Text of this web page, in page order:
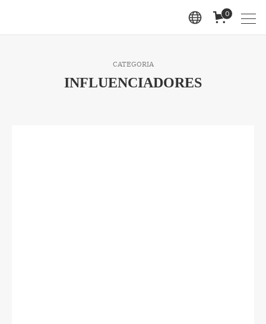
0
CATEGORIA
INFLUENCIADORES